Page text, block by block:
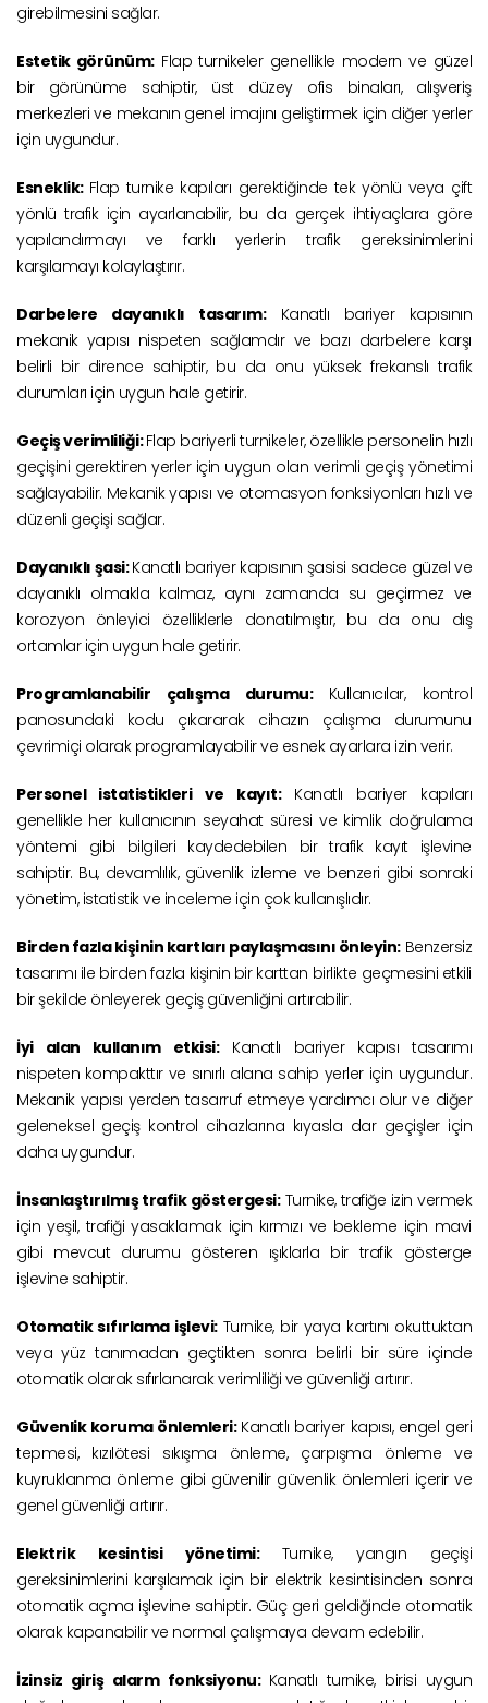
girebilmesini sağlar.
Estetik görünüm:Flap turnikeler genellikle modern ve güzel
bir görünüme sahiptir, üst düzey ofis binaları, alışveriş
merkezleri ve mekanın genel imajını geliştirmek için diğer yerler
için uygundur.
Esneklik: Flap turnike kapıları gerektiğinde tek yönlü veya çift
yönlü trafik için ayarlanabilir, bu da gerçek ihtiyaçlara göre
yapılandırmayı ve farklı yerlerin trafik gereksinimlerini
karşılamayı kolaylaştırır.
Darbelere dayanıklı tasarım:Kanatlı bariyer kapısının
mekanik yapısı nispeten sağlamdır ve bazı darbelere karşı
belirli bir dirence sahiptir, bu da onu yüksek frekanslı trafik
durumları için uygun hale getirir.
Geçiş verimliliği:Flap bariyerli turnikeler, özellikle personelin hızlı
geçişini gerektiren yerler için uygun olan verimli geçiş yönetimi
sağlayabilir. Mekanik yapısı ve otomasyon fonksiyonları hızlı ve
düzenli geçişi sağlar.
Dayanıklı şasi:Kanatlı bariyer kapısının şasisi sadece güzel ve
dayanıklı olmakla kalmaz, aynı zamanda su geçirmez ve
korozyon önleyici özelliklerle donatılmıştır, bu da onu dış
ortamlar için uygun hale getirir.
Programlanabilir çalışma durumu: Kullanıcılar, kontrol
panosundaki kodu çıkararak cihazın çalışma durumunu
çevrimiçi olarak programlayabilir ve esnek ayarlara izin verir.
Personel istatistikleri ve kayıt:Kanatlı bariyer kapıları
genellikle her kullanıcının seyahat süresi ve kimlik doğrulama
yöntemi gibi bilgileri kaydedebilen bir trafik kayıt işlevine
sahiptir. Bu, devamlılık, güvenlik izleme ve benzeri gibi sonraki
yönetim, istatistik ve inceleme için çok kullanışlıdır.
Birden fazla kişinin kartları paylaşmasını önleyin:Benzersiz
tasarımı ile birden fazla kişinin bir karttan birlikte geçmesini etkili
bir şekilde önleyerek geçiş güvenliğini artırabilir.
İyi alan kullanım etkisi:Kanatlı bariyer kapısı tasarımı
nispeten kompakttır ve sınırlı alana sahip yerler için uygundur.
Mekanik yapısı yerden tasarruf etmeye yardımcı olur ve diğer
geleneksel geçiş kontrol cihazlarına kıyasla dar geçişler için
daha uygundur.
İnsanlaştırılmış trafik göstergesi:Turnike, trafiğe izin vermek
için yeşil, trafiği yasaklamak için kırmızı ve bekleme için mavi
gibi mevcut durumu gösteren ışıklarla bir trafik gösterge
işlevine sahiptir.
Otomatik sıfırlama işlevi:Turnike, bir yaya kartını okuttuktan
veya yüz tanımadan geçtikten sonra belirli bir süre içinde
otomatik olarak sıfırlanarak verimliliği ve güvenliği artırır.
Güvenlik koruma önlemleri: Kanatlı bariyer kapısı, engel geri
tepmesi, kızılötesi sıkışma önleme, çarpışma önleme ve
kuyruklanma önleme gibi güvenilir güvenlik önlemleri içerir ve
genel güvenliği artırır.
Elektrik kesintisi yönetimi: Turnike, yangın geçişi
gereksinimlerini karşılamak için bir elektrik kesintisinden sonra
otomatik açma işlevine sahiptir. Güç geri geldiğinde otomatik
olarak kapanabilir ve normal çalışmaya devam edebilir.
İzinsiz giriş alarm fonksiyonu: Kanatlı turnike, birisi uygun